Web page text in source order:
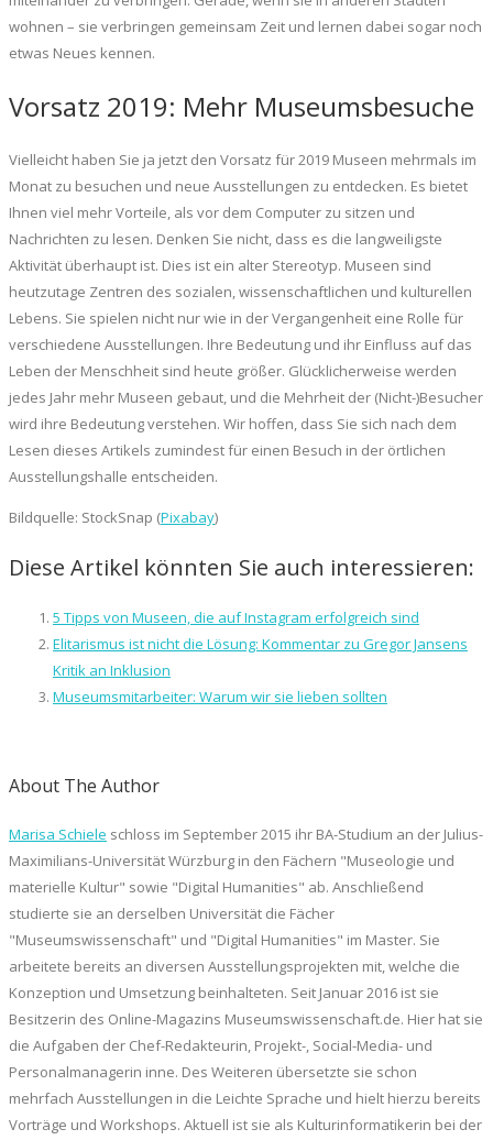
wohnen – sie verbringen gemeinsam Zeit und lernen dabei sogar noch
etwas Neues kennen.
Vorsatz 2019: Mehr Museumsbesuche
Vielleicht haben Sie ja jetzt den Vorsatz für 2019 Museen mehrmals im
Monat zu besuchen und neue Ausstellungen zu entdecken. Es bietet
Ihnen viel mehr Vorteile, als vor dem Computer zu sitzen und
Nachrichten zu lesen. Denken Sie nicht, dass es die langweiligste
Aktivität überhaupt ist. Dies ist ein alter Stereotyp. Museen sind
heutzutage Zentren des sozialen, wissenschaftlichen und kulturellen
Lebens. Sie spielen nicht nur wie in der Vergangenheit eine Rolle für
verschiedene Ausstellungen. Ihre Bedeutung und ihr Einfluss auf das
Leben der Menschheit sind heute größer. Glücklicherweise werden
jedes Jahr mehr Museen gebaut, und die Mehrheit der (Nicht-)Besucher
wird ihre Bedeutung verstehen. Wir hoffen, dass Sie sich nach dem
Lesen dieses Artikels zumindest für einen Besuch in der örtlichen
Ausstellungshalle entscheiden.
Bildquelle: StockSnap (Pixabay)
Diese Artikel könnten Sie auch interessieren:
5 Tipps von Museen, die auf Instagram erfolgreich sind
Elitarismus ist nicht die Lösung: Kommentar zu Gregor Jansens
Kritik an Inklusion
Museumsmitarbeiter: Warum wir sie lieben sollten
About The Author
Marisa Schiele schloss im September 2015 ihr BA-Studium an der Julius-
Maximilians-Universität Würzburg in den Fächern "Museologie und
materielle Kultur" sowie "Digital Humanities" ab. Anschließend
studierte sie an derselben Universität die Fächer
"Museumswissenschaft" und "Digital Humanities" im Master. Sie
arbeitete bereits an diversen Ausstellungsprojekten mit, welche die
Konzeption und Umsetzung beinhalteten. Seit Januar 2016 ist sie
Besitzerin des Online-Magazins Museumswissenschaft.de. Hier hat sie
die Aufgaben der Chef-Redakteurin, Projekt-, Social-Media- und
Personalmanagerin inne. Des Weiteren übersetzte sie schon
mehrfach Ausstellungen in die Leichte Sprache und hielt hierzu bereits
Vorträge und Workshops. Aktuell ist sie als Kulturinformatikerin bei der